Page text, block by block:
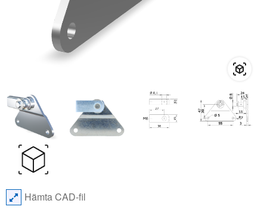
Hämta CAD-fil